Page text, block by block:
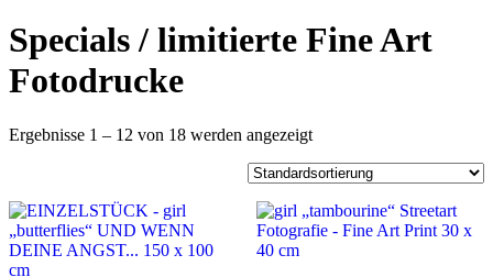
Specials / limitierte Fine Art
Fotodrucke
Ergebnisse 1 – 12 von 18 werden angezeigt